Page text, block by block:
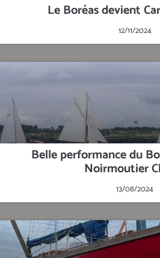
Le Boréas devient
12/11/2024
Belle performance du
Noirmoutier
13/08/2024